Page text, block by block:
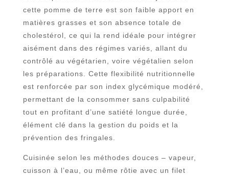
cette pomme de terre est son faible apport en
matières grasses et son absence totale de
cholestérol, ce qui la rend idéale pour intégrer
aisément dans des régimes variés, allant du
contrôlé au végétarien, voire végétalien selon
les préparations. Cette flexibilité nutritionnelle
est renforcée par son index glycémique modéré,
permettant de la consommer sans culpabilité
tout en profitant d’une satiété longue durée,
élément clé dans la gestion du poids et la
prévention des fringales.
Cuisinée selon les méthodes douces – vapeur,
cuisson à l’eau, ou même rôtie avec un filet